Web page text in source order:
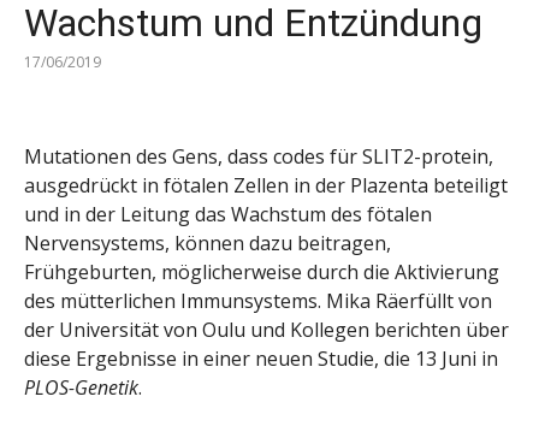
Wachstum und Entzündung
17/06/2019
Mutationen des Gens, dass codes für SLIT2-protein,
ausgedrückt in fötalen Zellen in der Plazenta beteiligt
und in der Leitung das Wachstum des fötalen
Nervensystems, können dazu beitragen,
Frühgeburten, möglicherweise durch die Aktivierung
des mütterlichen Immunsystems. Mika Räerfüllt von
der Universität von Oulu und Kollegen berichten über
diese Ergebnisse in einer neuen Studie, die 13 Juni in
PLOS-Genetik.